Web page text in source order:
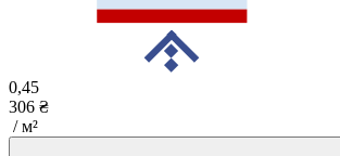
0,45
306 ₴
/ м²